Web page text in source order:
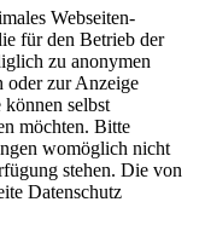
Webseiten-
für den Betrieb der
zu anonymen
oder zur Anzeige
selbst
möchten. Bitte
womöglich nicht
stehen. Die von
Datenschutz